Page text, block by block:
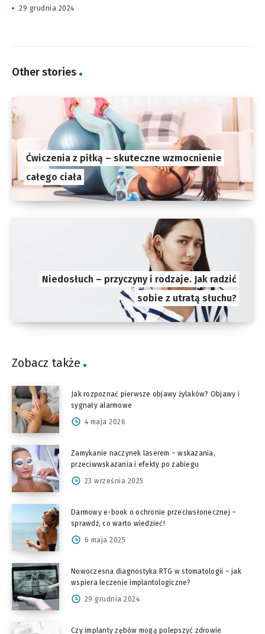
29 grudnia 2024
Other stories
Ćwiczenia z piłką – skuteczne wzmocnienie
całego ciała
Niedosłuch – przyczyny i rodzaje. Jak radzić
sobie z utratą słuchu?
Zobacz także
Jak rozpoznać pierwsze objawy żylaków? Objawy i
sygnały alarmowe
4 maja 2026
Zamykanie naczynek laserem – wskazania,
przeciwwskazania i efekty po zabiegu
23 września 2025
Darmowy e-book o ochronie przeciwsłonecznej –
sprawdź, co warto wiedzieć!
6 maja 2025
Nowoczesna diagnostyka RTG w stomatologii – jak
wspiera leczenie implantologiczne?
29 grudnia 2024
Czy implanty zębów mogą polepszyć zdrowie